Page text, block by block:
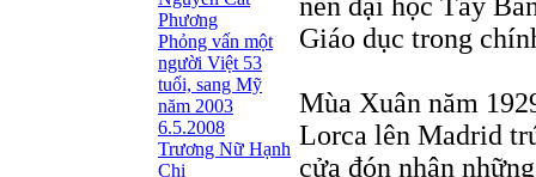
Phương
Phỏng vấn một
người Việt 53
tuổi, sang Mỹ
năm 2003
6.5.2008
Trương Nữ Hạnh
Chi
nền đại học Tây
Giáo dục trong
Mùa Xuân năm
Lorca lên Madrid
cửa đón nhận